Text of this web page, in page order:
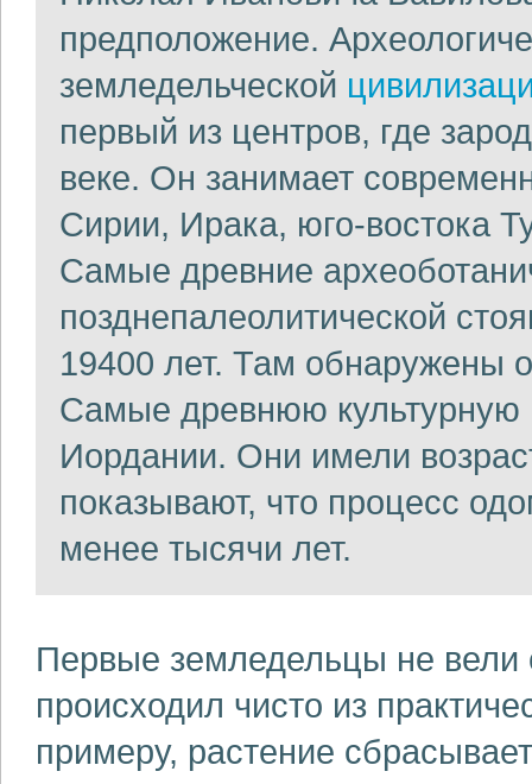
предположение.
земледельческой
первый из центров, где
веке. Он занимает
Сирии, Ирака, юго-востока
Самые древние
позднепалеолитической
19400 лет. Там обнаружены
Самые древнюю
Иордании. Они имели
показывают, что процесс
менее тысячи лет.
Первые земледельцы не вели
происходил чисто из
примеру, растение